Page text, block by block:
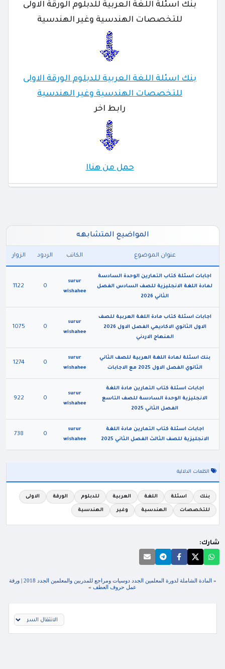
بنك اسئلة اللغة العربية للدبلوم الورقة الاولى
للتخصصات الهندسية وغير الهندسية
بنك اسئلة اللغة العربية للدبلوم الورقة الاولى
للتخصصات الهندسية وغير الهندسية
رابط اخر
حمل من هناا
المواضيع المتشابهه
عنوان الموضوع الكاتب الردود الزوار
اجابات اسئلة كتاب التمارين الوحدة السادسة
لمادة اللغة الانجليزية للصف السادس الفصل
الثاني 2026
surur
wishahee
0
1122
اجابات اسئلة كتاب مادة اللغة العربية للصف
الاول الثانوي الاكاديمي الفصل الاول 2026
المنهاج الاردني
surur
wishahee
0
1075
بنك اسئلة لمادة اللغة العربية للصف الثاني
الثانوي الفصل الاول 2025 مع الاجابات
surur
wishahee
0
1274
اجابات اسئلة كتاب التمارين مادة اللغة
الانجليزية الوحدة السادسة للصف التاسع
الفصل الثاني 2025
surur
wishahee
0
922
اجابات اسئلة كتاب التمارين مادة اللغة
الانجليزية للصف الثالث الفصل الثاني 2025
surur
wishahee
0
738
الكلمات الدلالية
بنك اسئلة اللغة العربية للدبلوم الورقة الاولى
للتخصصات الهندسية وغير الهندسية
شارك:
« المادة الشاملة لدورة المعلمين الجدد دوسيات ومراجع للمدربين والمعلمين الجدد 2018 |ورقة
عمل حروف العطف »